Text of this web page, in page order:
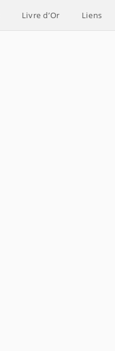
Livre d’Or Liens